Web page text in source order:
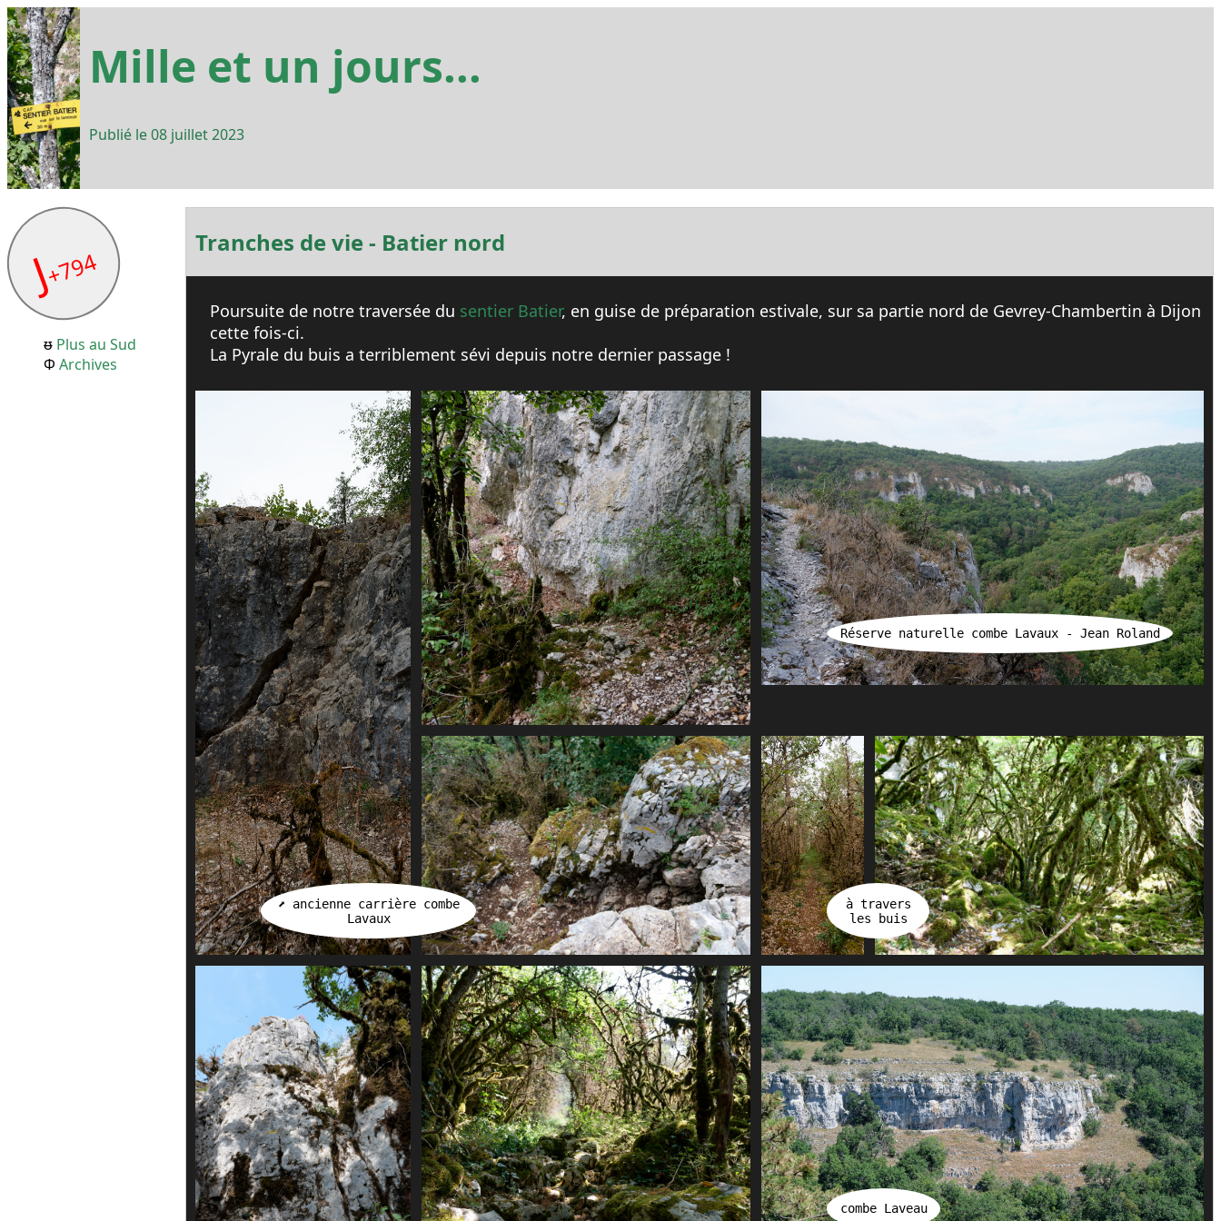
Mille et un jours...
Publié le08 juillet 2023
J+794
Plus au Sud
Archives
Tranches de vie - Batier nord
Poursuite de notre traversée du sentier Batier, en guise de préparation estivale, sur sa partie nord de Gevrey-Chambertin à Dijon
cette fois-ci.
La Pyrale du buis a terriblement sévi depuis notre dernier passage !
⬈ ancienne carrière combe
Lavaux
Réserve naturelle combe Lavaux - Jean Roland
à travers
les buis
combe Laveau